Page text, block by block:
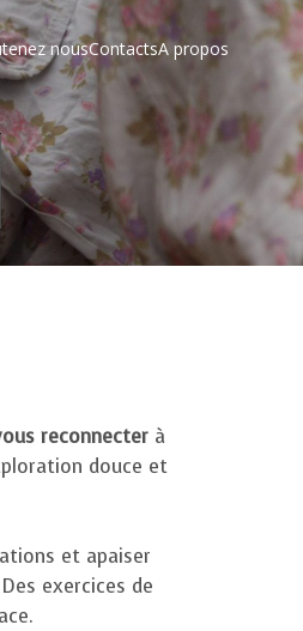
nousContactsA propos
reconnecter à
douce et
et apaiser
exercices de